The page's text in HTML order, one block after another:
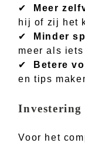
✔
Meer
hij of zij het
✔
Minder
meer als iets
✔
Betere
en tips
Investering
Voor het